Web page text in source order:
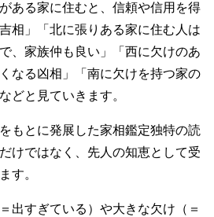
ある家に住むと、信頼や信用を得
相」「北に張りある家に住む人は
、家族仲も良い」「西に欠けのあ
なる凶相」「南に欠けを持つ家の
どと見ていきます。
もとに発展した家相鑑定独特の読
けではなく、先人の知恵として受
す。
出すぎている）や大きな欠け（＝